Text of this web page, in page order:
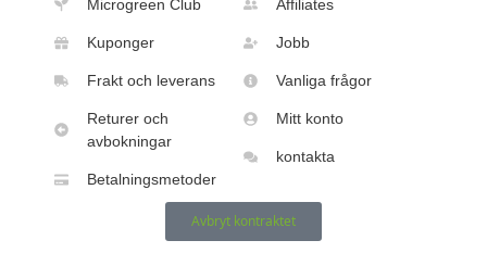
Microgreen Club
Kuponger
Frakt och leverans
Returer och
avbokningar
Betalningsmetoder
Affiliates
Jobb
Vanliga frågor
Mitt konto
kontakta
Avbryt kontraktet